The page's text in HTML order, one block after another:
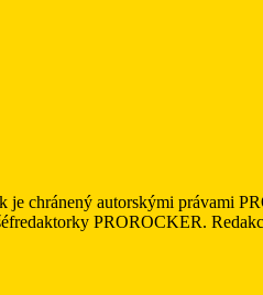
chránený autorskými právami
PROROCKER.